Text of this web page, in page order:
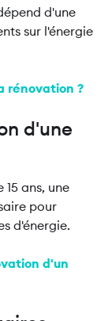
d'une
sur l'énergie
rénovation ?
d'une
ans, une
pour
d'énergie.
d'un